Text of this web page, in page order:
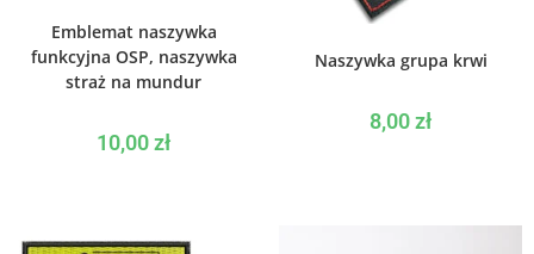
Emblemat naszywka
funkcyjna OSP, naszywka
straż na mundur
10,00zł
Naszywka grupa krwi
8,00zł